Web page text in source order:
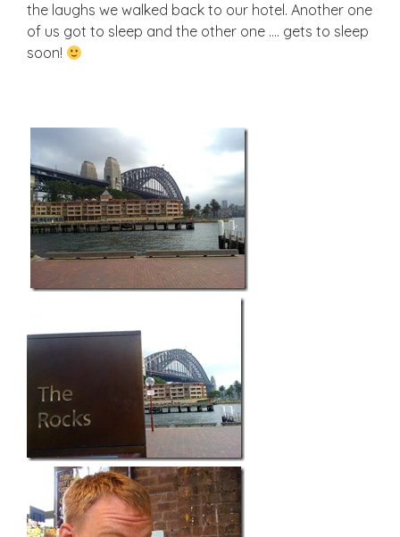
the laughs we walked back to our hotel. Another one
of us got to sleep and the other one …. gets to sleep
soon!